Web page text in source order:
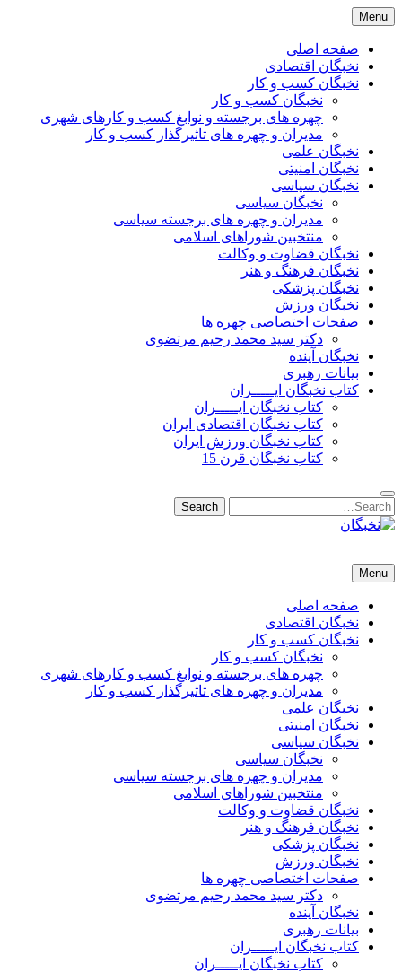
Skip
to
content
Menu
صفحه اصلی
نخبگان اقتصادی
نخبگان کسب و کار
نخبگان کسب و کار
چهره های برجسته و نوابغ کسب و کارهای شهری
مدیران و چهره های تاثیرگذار کسب و کار
نخبگان علمی
نخبگان امنیتی
نخبگان سیاسی
نخبگان سیاسی
مدیران و چهره های برجسته سیاسی
منتخبین شوراهای اسلامی
نخبگان قضاوت و وکالت
نخبگان فرهنگ و هنر
نخبگان پزشکی
نخبگان ورزش
صفحات اختصاصی چهره ها
دکتر سید محمد رحیم مرتضوی
نخبگان آینده
بیانات رهبری
کتاب نخبگان ایـــــران
کتاب نخبگان ایـــــران
کتاب نخبگان اقتصادی ایران
کتاب نخبگان ورزش ایران
کتاب نخبگان قرن 15
Search
for:
Search
نخبگان تایمز/ کتاب نخبگان + پورتال رسمی کتاب نخبگان ایران –
ورزش ایران – کتاب نخبگان کسب و کار ایران – کتاب نخبگان ایران
Menu
صفحه اصلی
نخبگان اقتصادی
نخبگان کسب و کار
نخبگان کسب و کار
چهره های برجسته و نوابغ کسب و کارهای شهری
مدیران و چهره های تاثیرگذار کسب و کار
نخبگان علمی
نخبگان امنیتی
نخبگان سیاسی
نخبگان سیاسی
مدیران و چهره های برجسته سیاسی
منتخبین شوراهای اسلامی
نخبگان قضاوت و وکالت
نخبگان فرهنگ و هنر
نخبگان پزشکی
نخبگان ورزش
صفحات اختصاصی چهره ها
دکتر سید محمد رحیم مرتضوی
نخبگان آینده
بیانات رهبری
کتاب نخبگان ایـــــران
کتاب نخبگان ایـــــران